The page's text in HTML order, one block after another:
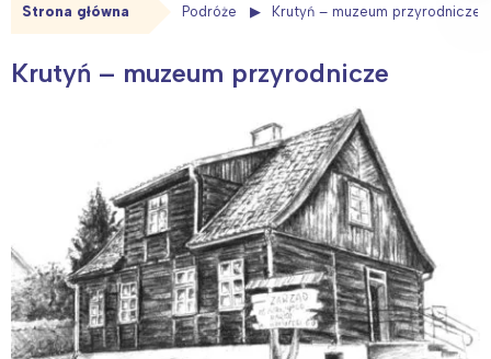
Strona główna Podróże Krutyń – muzeum przyrodnicze
Krutyń – muzeum przyrodnicze